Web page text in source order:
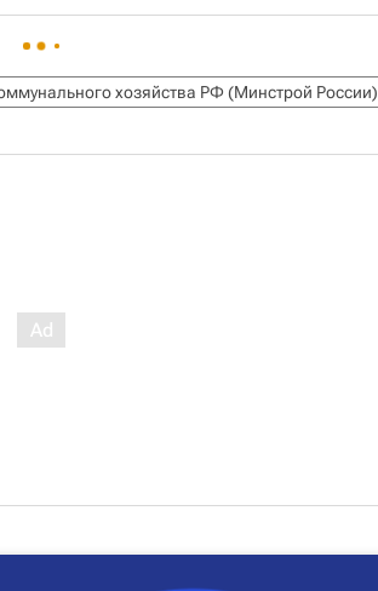
хозяйства РФ (Минстрой России)